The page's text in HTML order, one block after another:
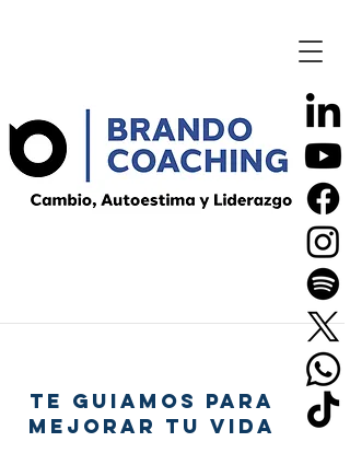
TE GUIAMOS PARA
MEJORAR TU VIDA